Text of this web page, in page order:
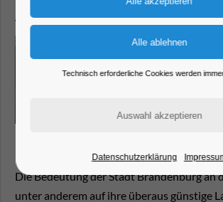
Die Bedeutung der Stadt Brandenburg an
unter anderem auf ihre überaus günstige
Technisch erforderliche Cookies werden
Datenschutzerklärung